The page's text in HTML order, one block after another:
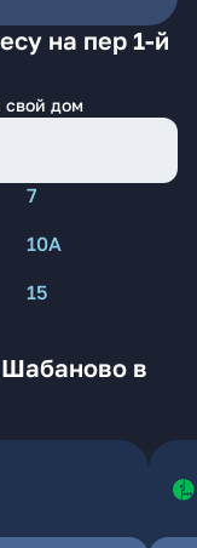
на пер 1-й
свой дом
7
10А
15
в